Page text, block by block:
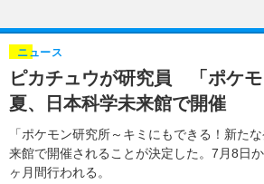
ゲーム
イベント
海外イベント
俳優・タレント
ビジネス
アニメ
書評
ゲーム
動画
アニメ！アニメ！TV
ピカチュウが研究員 「ポケ
夏、日本科学未来館で開催
「ポケモン研究所～キミにもできる！新た
来館で開催されることが決定した。7月8日
ヶ月間行われる。
ニュース